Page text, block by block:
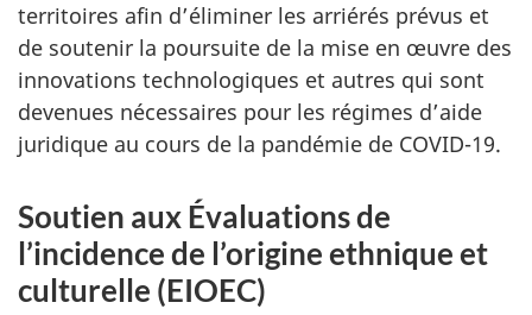
territoires afin d’éliminer les arriérés prévus et
de soutenir la poursuite de la mise en œuvre des
innovations technologiques et autres qui sont
devenues nécessaires pour les régimes d’aide
juridique au cours de la pandémie de COVID-19.
Soutien aux Évaluations de
l’incidence de l’origine ethnique et
culturelle (EIOEC)